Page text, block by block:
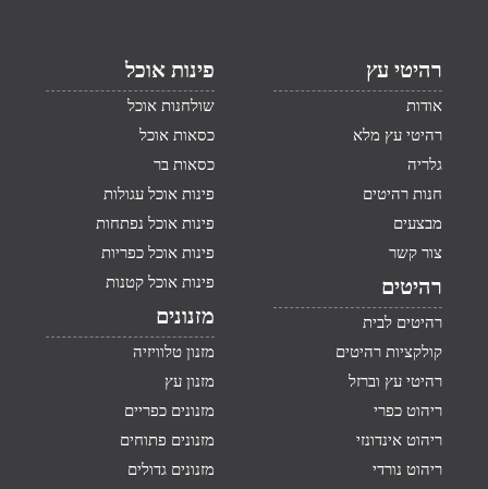
רהיטי עץ
אודות
רהיטי עץ מלא
גלריה
חנות רהיטים
מבצעים
צור קשר
רהיטים
רהיטים לבית
קולקציות רהיטים
רהיטי עץ וברזל
ריהוט כפרי
ריהוט אינדונזי
ריהוט נורדי
פינות אוכל
שולחנות אוכל
כסאות אוכל
כסאות בר
פינות אוכל עגולות
פינות אוכל נפתחות
פינות אוכל כפריות
פינות אוכל קטנות
מזנונים
מזנון טלוויזיה
מזנון עץ
מזנונים כפריים
מזנונים פתוחים
מזנונים גדולים